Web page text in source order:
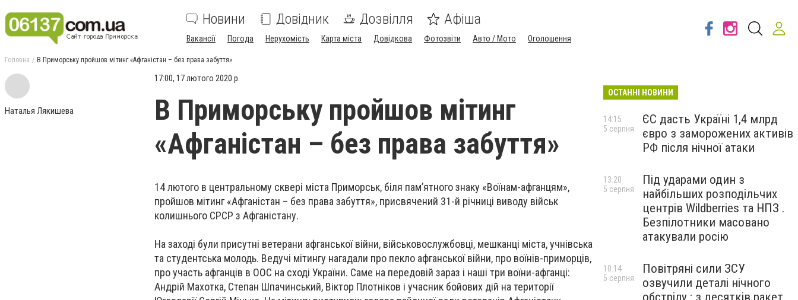
Новини Довідник Дозвілля Афіша
Вакансії Погода Нерухомість Карта міста Довідкова Фотозвіти Авто / Мото Оголошення
Головна В Приморську пройшов мітинг «Афганістан – без права забуття»
Наталья Лякишева
17:00, 17 лютого 2020 р.
В Приморську пройшов мітинг
«Афганістан – без права забуття»
14 лютого в центральному сквері міста Приморськ, біля пам’ятного знаку «Воїнам-афганцям»,
пройшов мітинг «Афганістан – без права забуття», присвячений 31-й річниці виводу військ
колишнього СРСР з Афганістану.
На заході були присутні ветерани афганської війни, військовослужбовці, мешканці міста, учнівська
та студентська молодь. Ведучі мітингу нагадали про пекло афганської війни, про воїнів-приморців,
про участь афганців в ООС на сході України. Саме на передовій зараз і наші три воїни-афганці:
Андрій Махотка, Степан Шпачинський, Віктор Плотніков і учасник бойових дій на території
ОСТАННІ НОВИНИ
ЄС дасть Україні 1,4 млрд
євро з заморожених активів
РФ після нічної атаки
14:15
5 серпня
Під ударами один з
найбільших розподільчих
центрів Wildberries та НПЗ .
Безпілотники масовано
атакували росію
13:20
5 серпня
Повітряні сили ЗСУ
озвучили деталі нічного
обстрілу : з десятків ракет
10:14
5 серпня